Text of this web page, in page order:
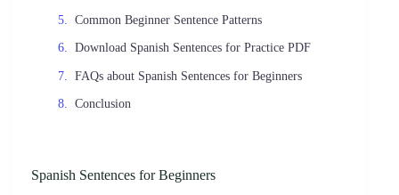
Common Beginner Sentence Patterns
Download Spanish Sentences for Practice PDF
FAQs about Spanish Sentences for Beginners
Conclusion
Spanish Sentences for Beginners